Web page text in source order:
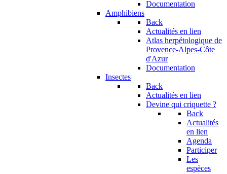
Documentation
Amphibiens
Back
Actualités en lien
Atlas herpétologique de
Provence-Alpes-Côte
d'Azur
Documentation
Insectes
Back
Actualités en lien
Devine qui criquette ?
Back
Actualités
en lien
Agenda
Participer
Les
espèces